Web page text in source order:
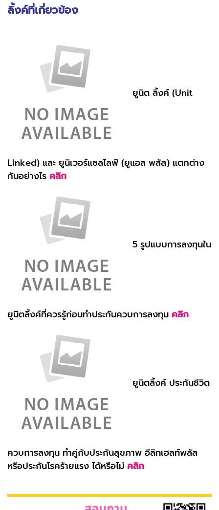
ลิ้งค์ที่เกี่ยวข้อง
ยูนิต ลิ้งค์​ (Unit
Linked) และ ยูนิเวอร์แซลไลฟ์ (ยูแอล พลัส) แตกต่าง
กันอย่างไร คลิก
5 รูปแบบการลงทุนใน
ยูนิตลิ้งค์ที่ควรรู้ก่อนทำประกันควบการลงทุน คลิก
ยูนิตลิ้งค์ ประกันชีวิต
ควบการลงทุน ทำคู่กับประกันสุขภาพ อีลิทเฮลท์พลัส
หรือประกันโรคร้ายแรง ได้หรือไม่ คลิก